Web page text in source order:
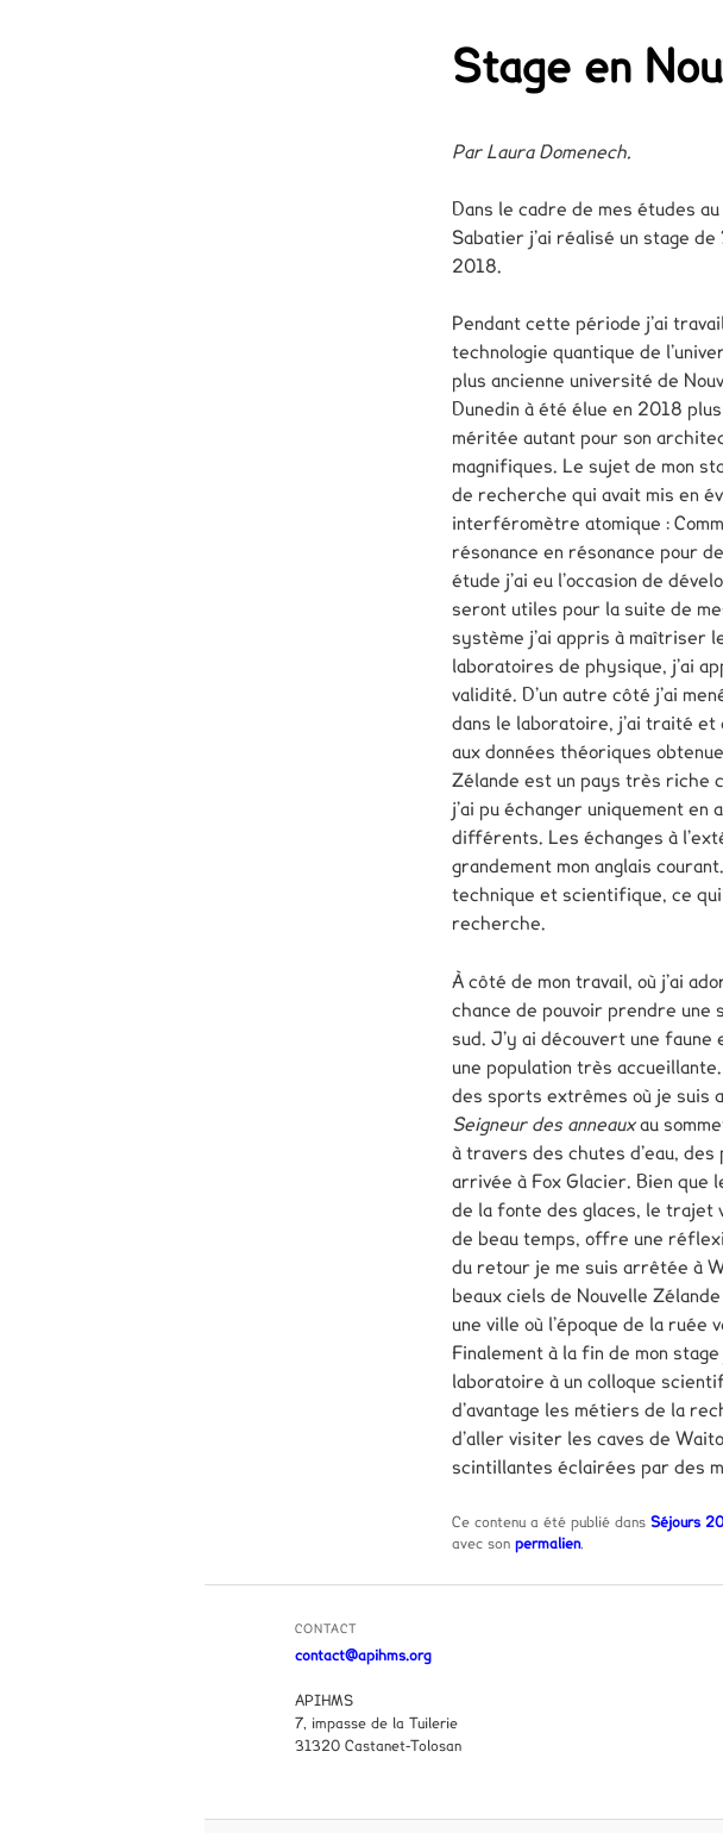
Stage en
Par Laura Domenech.
Dans le cadre de mes études
Sabatier j’ai réalisé un stage
2018.
Pendant cette période j’ai
technologie quantique de
plus ancienne université de
Dunedin à été élue en 2018
méritée autant pour son
magnifiques. Le sujet de mon
de recherche qui avait mis en
interféromètre atomique :
résonance en résonance pour
étude j’ai eu l’occasion de
seront utiles pour la suite de
système j’ai appris à maîtriser
laboratoires de physique, j’ai
validité. D’un autre côté j’ai
dans le laboratoire, j’ai traité
aux données théoriques
Zélande est un pays très riche
j’ai pu échanger uniquement
différents. Les échanges à
grandement mon anglais
technique et scientifique, ce qui
recherche.
À côté de mon travail, où j’ai
chance de pouvoir prendre une
sud. J’y ai découvert une
une population très
des sports extrêmes où je suis
Seigneur des anneauxau
à travers des chutes d’eau,
arrivée à Fox Glacier. Bien que
de la fonte des glaces, le trajet
de beau temps, offre une
du retour je me suis arrêtée à
beaux ciels de Nouvelle
une ville où l’époque de la
Finalement à la fin de mon
laboratoire à un colloque
d’avantage les métiers de la
d’aller visiter les caves de
scintillantes éclairées par des
Ce contenu a été publié dans Séjours
avec son permalien.
CONTACT
contact@apihms.org
APIHMS
7, impasse de la Tuilerie
31320 Castanet-Tolosan